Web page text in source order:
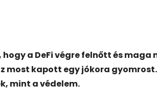
hogy a DeFi végre felnőtt és
most kapott egy jókora
mint a védelem.